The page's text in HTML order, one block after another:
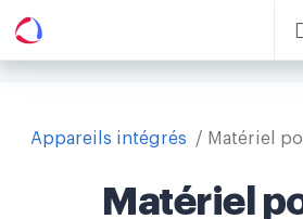
Appareils intégrés Matériel
Matériel